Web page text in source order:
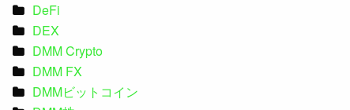
DeFi
DEX
DMM Crypto
DMM FX
DMMビットコイン